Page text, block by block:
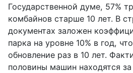
Государственной думе, 57%
комбайнов старше 10 лет. В
документах заложен
парка на уровне 10% в год,
обновление раз в 10 лет.
половины машин находятся